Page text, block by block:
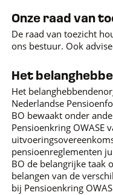
Onze raad van
De raad van toezicht
ons bestuur. Ook
Het
Het
Nederlandse
BO bewaakt onder
Pensioenkring OWASE
pensioenreglementen
BO de belangrijke taak
belangen van de
bij Pensioenkring